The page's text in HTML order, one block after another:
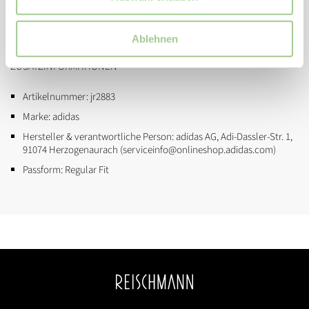
Ablehnen
Controlplate-Außensohle für Hart- und Aschenplätze sowie
ZUSATZINFORMATIONEN
Artikelnummer:jr2883
Marke:adidas
Hersteller & verantwortliche Person:adidas AG, Adi-Dassler-Str. 1,
91074 Herzogenaurach (serviceinfo@onlineshop.adidas.com)
Passform:Regular Fit